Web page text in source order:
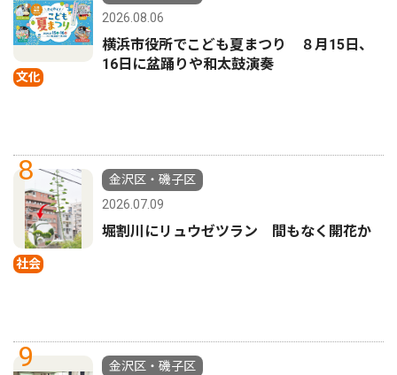
文化
2026.08.06
横浜市役所でこども夏まつり ８月15日、
16日に盆踊りや和太鼓演奏
8
社会
金沢区・磯子区
2026.07.09
堀割川にリュウゼツラン 間もなく開花か
9
金沢区・磯子区